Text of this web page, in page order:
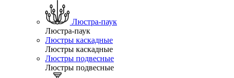
Люстра-паук
Люстра-паук
Люстры каскадные
Люстры каскадные
Люстры подвесные
Люстры подвесные